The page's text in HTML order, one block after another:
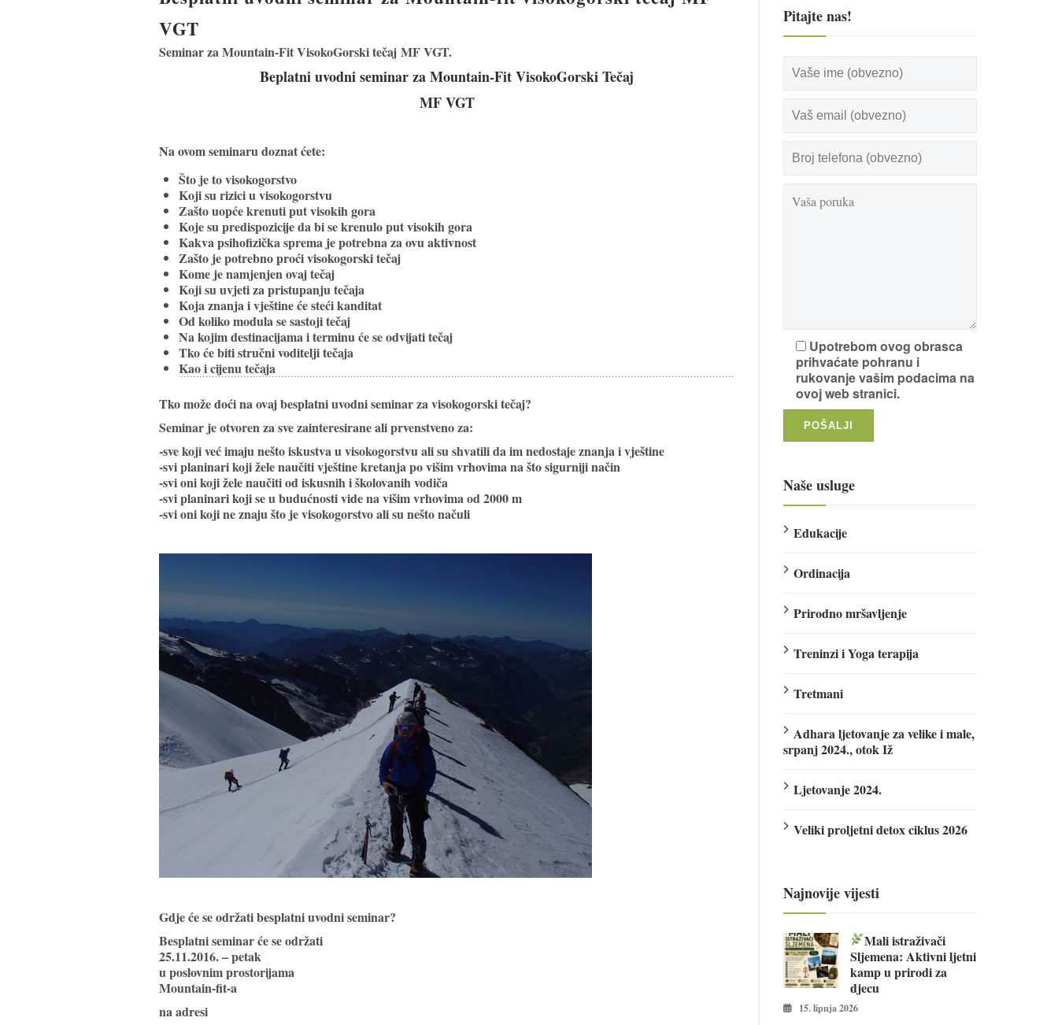
VGT
Seminar za Mountain-Fit VisokoGorski tečaj MF VGT.
Beplatni uvodni seminar za Mountain-Fit VisokoGorski Tečaj
MF VGT
Na ovom seminaru doznat ćete:
Što je to visokogorstvo
Koji su rizici u visokogorstvu
Zašto uopće krenuti put visokih gora
Koje su predispozicije da bi se krenulo put visokih gora
Kakva psihofizička sprema je potrebna za ovu aktivnost
Zašto je potrebno proći visokogorski tečaj
Kome je namjenjen ovaj tečaj
Koji su uvjeti za pristupanju tečaja
Koja znanja i vještine će steći kanditat
Od koliko modula se sastoji tečaj
Na kojim destinacijama i terminu će se odvijati tečaj
Tko će biti stručni voditelji tečaja
Kao i cijenu tečaja
Tko može doći na ovaj besplatni uvodni seminar za visokogorski tečaj?
Seminar je otvoren za sve zainteresirane ali prvenstveno za:
-sve koji već imaju nešto iskustva u visokogorstvu ali su shvatili da im nedostaje znanja i vještine
-svi planinari koji žele naučiti vještine kretanja po višim vrhovima na što sigurniji način
-svi oni koji žele naučiti od iskusnih i školovanih vodiča
-svi planinari koji se u budućnosti vide na višim vrhovima od 2000 m
-svi oni koji ne znaju što je visokogorstvo ali su nešto načuli
Gdje će se održati besplatni uvodni seminar?
Besplatni seminar će se održati
25.11.2016. – petak
u poslovnim prostorijama
Mountain-fit-a
na adresi
Pitajte nas!
Upotrebom ovog obrasca
prihvaćate pohranu i
rukovanje vašim podacima na
ovoj web stranici.
Naše usluge
Edukacije
Ordinacija
Prirodno mršavljenje
Treninzi i Yoga terapija
Tretmani
Adhara ljetovanje za velike i male,
srpanj 2024., otok Iž
Ljetovanje 2024.
Veliki proljetni detox ciklus 2026
Najnovije vijesti
Mali istraživači
Sljemena: Aktivni ljetni
kamp u prirodi za
djecu
15. lipnja 2026